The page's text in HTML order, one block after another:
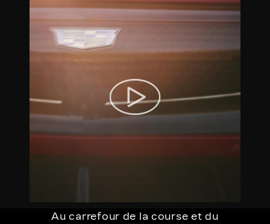
Au carrefour de la course et du